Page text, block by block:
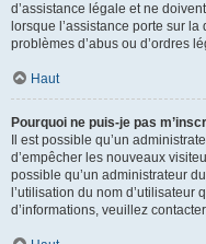
d’assistance légale et ne
lorsque l’assistance porte sur
problèmes d’abus ou d’ordres
Haut
Pourquoi ne puis-je pas
Il est possible qu’un
d’empêcher les nouveaux
possible qu’un administrateur
l’utilisation du nom
d’informations, veuillez